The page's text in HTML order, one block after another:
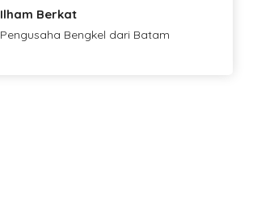
Ilham Berkat
Pengusaha Bengkel dari Batam